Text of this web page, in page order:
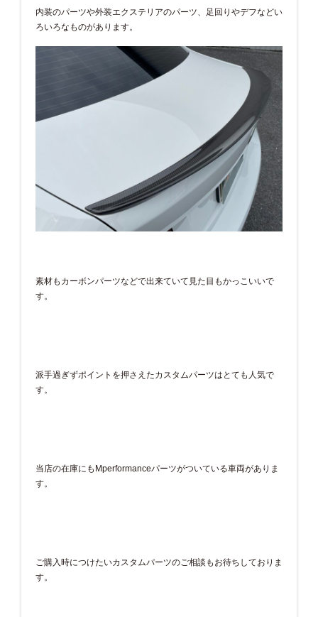
内装のパーツや外装エクステリアのパーツ、足回りやデフなどい
ろいろなものがあります。
素材もカーボンパーツなどで出来ていて見た目もかっこいいで
す。
派手過ぎずポイントを押さえたカスタムパーツはとても人気で
す。
当店の在庫にもMperformanceパーツがついている車両がありま
す。
ご購入時につけたいカスタムパーツのご相談もお待ちしておりま
す。